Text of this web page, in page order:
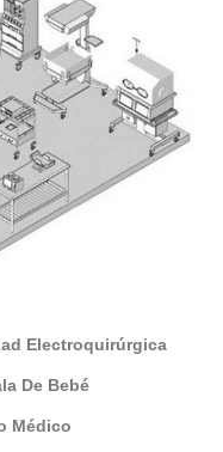
Electroquirúrgica
De Bebé
Médico